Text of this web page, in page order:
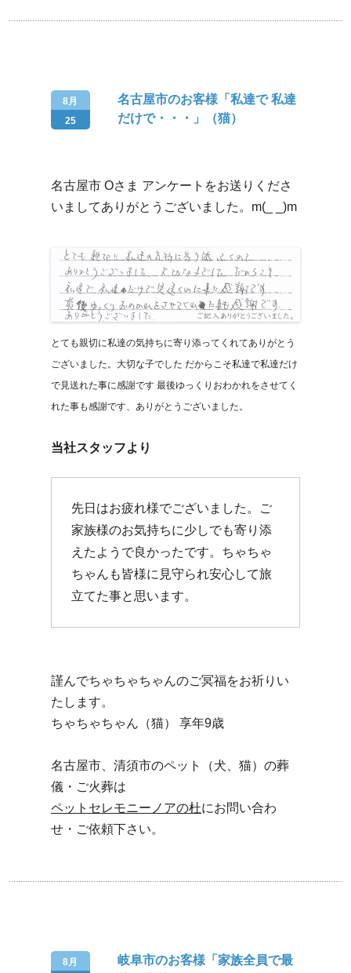
8月
25
名古屋市のお客様「私達で 私達
だけで・・・」（猫）
名古屋市 Oさま アンケートをお送りくださ
いましてありがとうございました。m(_ _)m
とても親切に私達の気持ちに寄り添ってくれてありがとう
ございました。大切な子でした だからこそ私達で私達だけ
で見送れた事に感謝です 最後ゆっくりおわかれをさせてく
れた事も感謝です、ありがとうございました。
当社スタッフより
先日はお疲れ様でございました。ご
家族様のお気持ちに少しでも寄り添
えたようで良かったです。ちゃちゃ
ちゃんも皆様に見守られ安心して旅
立てた事と思います。
謹んでちゃちゃちゃんのご冥福をお祈りい
たします。
ちゃちゃちゃん（猫） 享年9歳
名古屋市、清須市のペット（犬、猫）の葬
儀・ご火葬は
ペットセレモニーノアの杜にお問い合わ
せ・ご依頼下さい。
8月
岐阜市のお客様「家族全員で最